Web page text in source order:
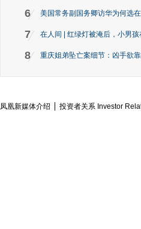
6 美国常务副国务卿访华为何选
7 在人间 | 红绿灯被淹后，小男
8 重庆姐弟坠亡案细节：凶手欲
凤凰新媒体介绍 投资者关系 Investor